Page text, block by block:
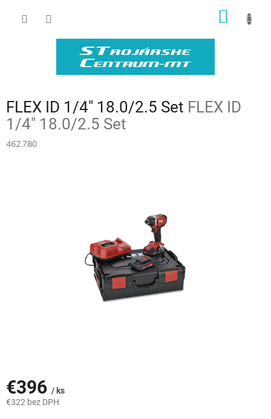
FLEX ID 1/4" 18.0/2.5 Set FLEX ID
1/4" 18.0/2.5 Set
462.780
€396 / ks
€322 bez DPH